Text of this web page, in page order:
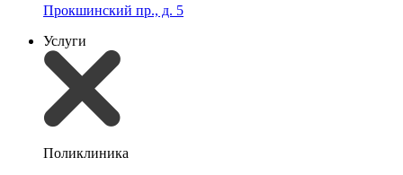
Прокшинский пр., д. 5
Услуги
Поликлиника